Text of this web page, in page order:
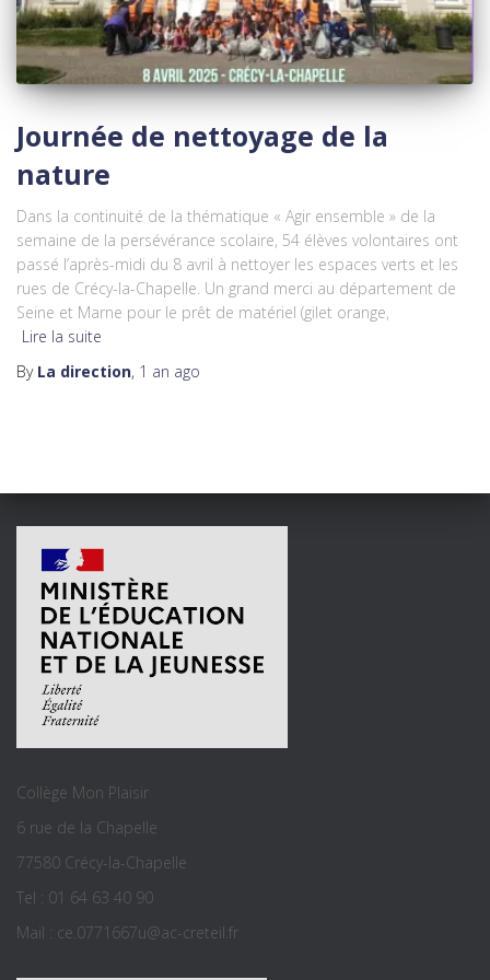
Journée de nettoyage de la
nature
Dans la continuité de la thématique « Agir ensemble » de la
semaine de la persévérance scolaire, 54 élèves volontaires ont
passé l’après-midi du 8 avril à nettoyer les espaces verts et les
rues de Crécy-la-Chapelle. Un grand merci au département de
Seine et Marne pour le prêt de matériel (gilet orange,
Lire la suite
By La direction, 1 an ago
Collège Mon Plaisir
6 rue de la Chapelle
77580 Crécy-la-Chapelle
Tel : 01 64 63 40 90
Mail : ce.0771667u@ac-creteil.fr